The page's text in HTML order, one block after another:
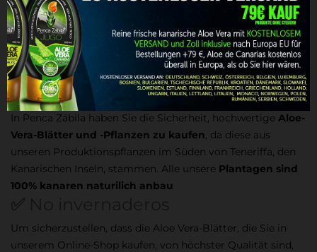
Wenn Sie sich für den
Kauf von Aloe-Vera-Blättern und -
Pflanzenin unserem Online-Shop für
Kanarische Aloe Vera
Canario entscheiden, erhalten Sie den Versand
kostenlos.Darüber hinaus ist Ihre Bestellung ohne
zusätzliche Kosten voll risikoversichert.
✅Naturlich Landbau
In Penca Zábila haben Sie die Sicherheit, hochwertige Aloe-
Vera-Blätter und -Pflanzen zu kaufen, da diese aus
unseren Produktionspflanzen im Süden von Teneriffa, den
Kanarischen Inseln, stammen. Alle unsere Plantagen sind
100% kanaren naturilich anbau
Um sicherzustellen, dass die Aloe Vera-Blätter, die Sie in
unserem Online-Shop kaufen, von höchster Qualität sind,